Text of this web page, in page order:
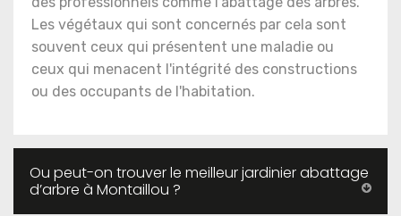
Les végétaux qui sont concernés par cela sont
souvent ceux qui présentent une maladie ou
ceux qui menacent l'intégrité des constructions
ou des occupants de l'habitation.
Ou peut-on trouver le meilleur jardinier abattage
d’arbre à Montaillou ?